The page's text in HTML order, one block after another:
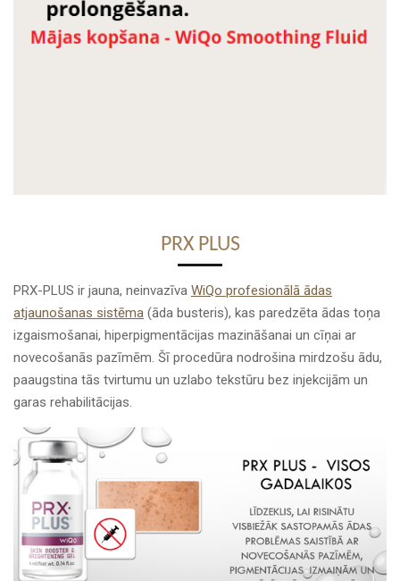
PRX PLUS
PRX-PLUS ir jauna, neinvazīva WiQo profesionālā ādas
atjaunošanas sistēma (āda busteris), kas paredzēta ādas toņa
izgaismošanai, hiperpigmentācijas mazināšanai un cīņai ar
novecošanās pazīmēm. Šī procedūra nodrošina mirdzošu ādu,
paaugstina tās tvirtumu un uzlabo tekstūru bez injekcijām un
garas rehabilitācijas.